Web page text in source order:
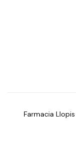
Farmacia